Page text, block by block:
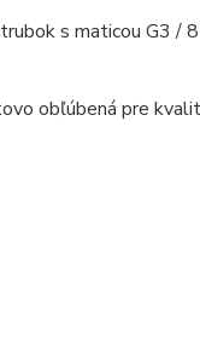
s maticou G3 /
obľúbená pre